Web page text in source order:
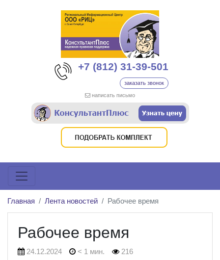
+7 (812) 31-39-501
заказать звонок
написать письмо
Главная Лента новостей Рабочее время
Рабочее время
24.12.2024 < 1 мин. 216